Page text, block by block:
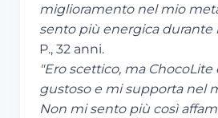
miglioramento nel mio
sento più energica durante
P., 32 anni.
"Ero scettico, ma ChocoLite
gustoso e mi supporta nel
Non mi sento più così